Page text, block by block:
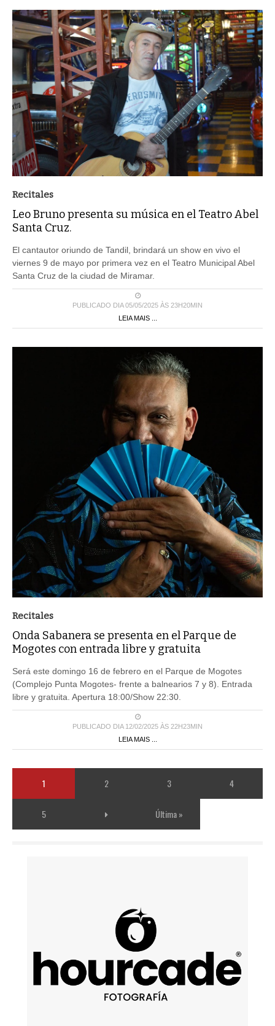
Leo Bruno presenta su música en el Teatro Abel
Santa Cruz.
viernes 9 de mayo por primera vez en el Teatro Municipal Abel
Santa Cruz de la ciudad de Miramar.
PUBLICADO DIA 05/05/2025 ÀS 23H20MIN
LEIA MAIS ...
Onda Sabanera se presenta en el Parque de
Mogotes con entrada libre y gratuita
Será este domingo 16 de febrero en el Parque de Mogotes
(Complejo Punta Mogotes- frente a balnearios 7 y 8). Entrada
libre y gratuita. Apertura 18:00/Show 22:30.
PUBLICADO DIA 12/02/2025 ÀS 22H23MIN
LEIA MAIS ...
1 2 3 4
5